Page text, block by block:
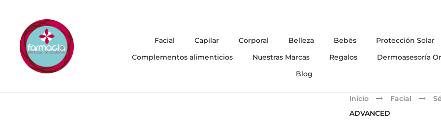
Facial Capilar Corporal Belleza Bebés
Protección Solar
Complementos alimenticios
Nuestras Marcas Regalos
Dermoasesoría
Blog
Inicio Facial
ADVANCED